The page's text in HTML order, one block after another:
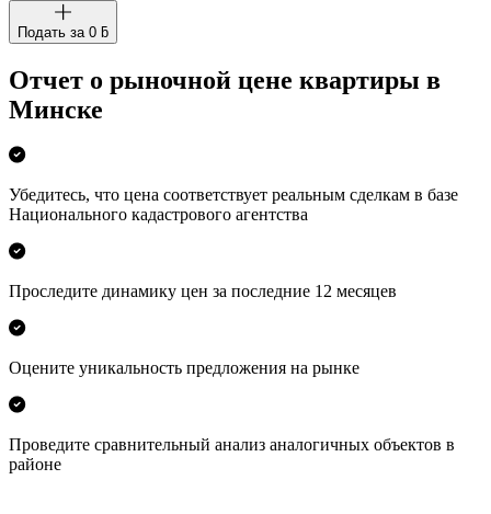
Подать за 0 ƃ
Отчет о рыночной цене квартиры в
Минске
Убедитесь, что цена соответствует реальным сделкам в базе
Национального кадастрового агентства
Проследите динамику цен за последние 12 месяцев
Оцените уникальность предложения на рынке
Проведите сравнительный анализ аналогичных объектов в
районе